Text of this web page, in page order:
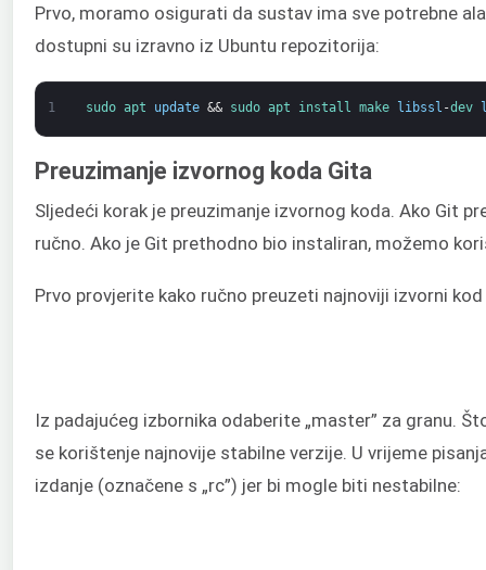
Prvo, moramo osigurati da sustav ima sve potrebne
dostupni su izravno iz Ubuntu repozitorija:
1 sudo apt update && sudo apt install make libssl -dev
Preuzimanje izvornog koda Gita
Sljedeći korak je preuzimanje izvornog koda. Ako Git
ručno. Ako je Git prethodno bio instaliran, možemo
Prvo provjerite kako ručno preuzeti najnoviji izvorni
Iz padajućeg izbornika odaberite „master” za granu.
se korištenje najnovije stabilne verzije. U vrijeme
izdanje (označene s „rc”) jer bi mogle biti nestabilne: